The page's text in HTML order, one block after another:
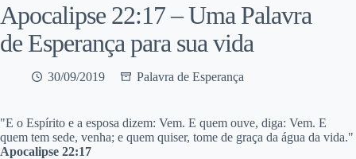
Apocalipse 22:17 – Uma Palavra
de Esperança para sua vida
30/09/2019 Palavra de Esperança
"E o Espírito e a esposa dizem: Vem. E quem ouve, diga: Vem. E
quem tem sede, venha; e quem quiser, tome de graça da água da vida."
Apocalipse 22:17